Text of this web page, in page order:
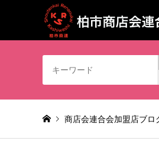
商店会連合会加盟店ブロ